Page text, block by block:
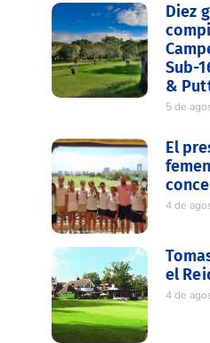
Diez
Sub-
&
5 de
El
4 de
el
4 de